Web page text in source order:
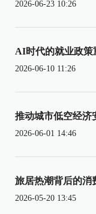
2026-06-23 10:26
AI时代的就业政策
2026-06-10 11:26
推动城市低空经济
2026-06-01 14:46
旅居热潮背后的消
2026-05-20 13:45